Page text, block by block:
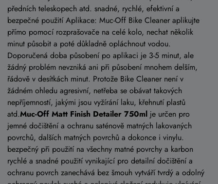
předních teleskopech atd. snadné, rychlé, efektivní a
bezpečné použití Aplikace: Muc-Off Bike Cleaner aplikujte
přímo pomocí rozprašovače na celé kolo, nechat několik
minut působit a poté důkladně opláchnout vodou.
Doporučená doba působení po aplikaci je 3-5 minut, ale
žádný problém nevzniká ani při působení mnohem delším,
řádově v desítkách minut. Protože Bike Cleaner není v
žádném ohledu agresivní, netřeba se obávat takových
nepříjemností, jakými jsou vyžírání laku, křehnutí plastů
atd.Muc-Off Matt Finish Detailer 750ml je určen pro
jemné dočištění a ochranu saténově matných lakovaných
povrchů, dalších matných povrchů a dokonce i vinylu.
bezpečný při použití na všechny matné povrchy a karbon
rychlé a snadné použití vynikající pro detailní dočištění a
ochranu povrch zanechává bez šmouh vytváří tvrdý a odolný